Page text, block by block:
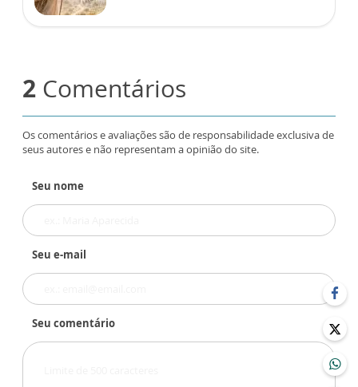
2 Comentários
Os comentários e avaliações são de responsabilidade exclusiva de
seus autores e não representam a opinião do site.
Seu nome
Seu e-mail
Seu comentário